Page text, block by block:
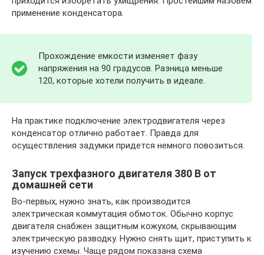
применение конденсатора.
Прохождение емкости изменяет фазу
напряжения на 90 градусов. Разница меньше
120, которые хотели получить в идеале.
На практике подключение электродвигателя через
конденсатор отлично работает. Правда для
осуществления задумки придется немного повозиться.
Запуск трехфазного двигателя 380 В от
домашней сети
Во-первых, нужно знать, как производится
электрическая коммутация обмоток. Обычно корпус
двигателя снабжен защитным кожухом, скрывающим
электрическую разводку. Нужно снять щит, приступить к
изучению схемы. Чаще рядом показана схема